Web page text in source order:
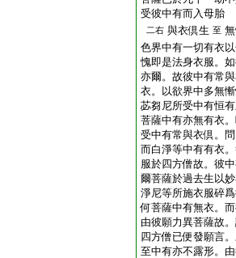
受彼中有而入母胎
二右 與衣倶生 至
色界中有一切有衣
愧即是法身衣服。
亦爾。故彼中有常
衣。以欲界中多無
苾芻尼所受中有恒
菩薩中有亦無有衣
受中有常與衣倶。
而白淨等中有有衣
服於四方僧故。彼
爾菩薩於過去生以
淨尼等所施衣服碎
何菩薩中有無衣。
由彼願力異菩薩故
四方僧已便發願言
至中有亦不露形。